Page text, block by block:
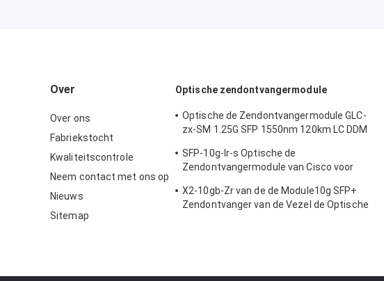
Over
Over ons
Fabriekstocht
Kwaliteitscontrole
Neem contact met ons op
Nieuws
Sitemap
Optische zendontvangermodule
Optische de Zendontvangermodule GLC-
zx-SM 1.25G SFP 1550nm 120km LC DDM
SFP-10g-lr-s Optische de
Zendontvangermodule van Cisco voor
Bedradingskast
X2-10gb-Zr van de de Module10g SFP+
Zendontvanger van de Vezel de Optische